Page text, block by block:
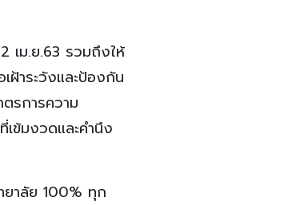
เม.ย.63 รวมถึงให้
ฝ้าระวังและป้องกัน
รการความ
ข้มงวดและคำนึง
ยาลัย 100% ทุก